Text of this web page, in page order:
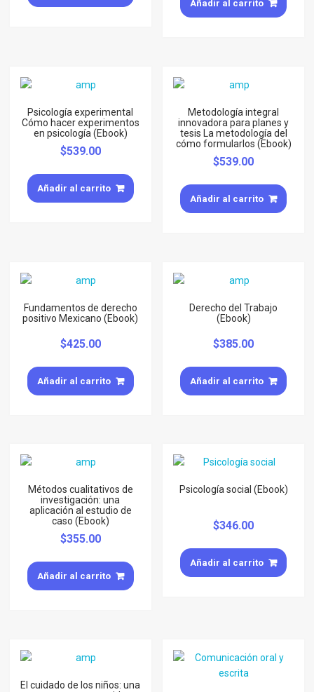
Añadir al carrito
Psicología experimental
Cómo hacer experimentos
en psicología (Ebook)
$539.00
Añadir al carrito
Metodología integral
innovadora para planes y
tesis La metodología del
cómo formularlos (Ebook)
$539.00
Añadir al carrito
Fundamentos de derecho
positivo Mexicano (Ebook)
$425.00
Añadir al carrito
Derecho del Trabajo
(Ebook)
$385.00
Añadir al carrito
Métodos cualitativos de
investigación: una
aplicación al estudio de
caso (Ebook)
$355.00
Añadir al carrito
Psicología social (Ebook)
$346.00
Añadir al carrito
El cuidado de los niños: una